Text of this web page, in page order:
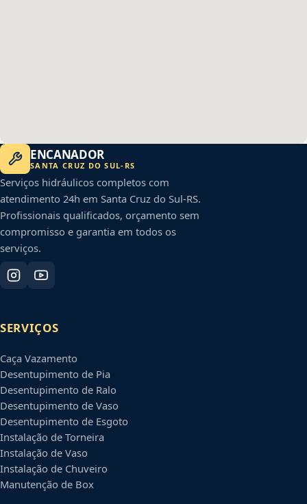
ENCANADOR
SANTA CRUZ DO SUL- RS
Serviços hidráulicos completos com
atendimento 24h em Santa Cruz do Sul-RS.
Profissionais qualificados, orçamento sem
compromisso e garantia em todos os
serviços.
SERVIÇOS
Caça Vazamento
Desentupimento de Pia
Desentupimento de Ralo
Desentupimento de Vaso
Desentupimento de Esgoto
Instalação de Torneira
Instalação de Vaso
Instalação de Chuveiro
Manutenção de Box